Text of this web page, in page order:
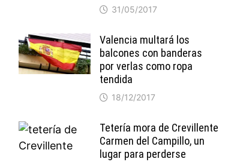
31/05/2017
Valencia multará los
balcones con banderas
por verlas como ropa
tendida
18/12/2017
Tetería mora de Crevillente
Carmen del Campillo, un
lugar para perderse